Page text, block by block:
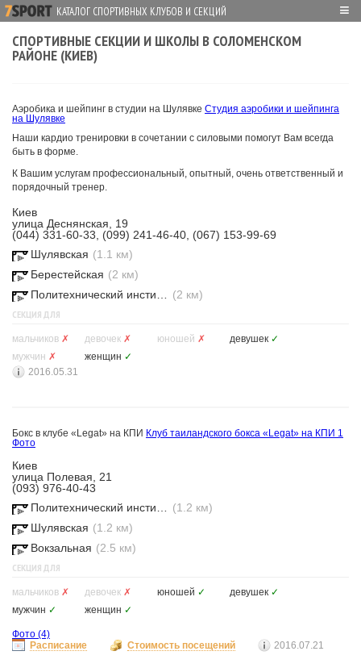
КАТАЛОГ СПОРТИВНЫХ КЛУБОВ И СЕКЦИЙ ≡
СПОРТИВНЫЕ СЕКЦИИ И ШКОЛЫ В СОЛОМЕНСКОМ
РАЙОНЕ (КИЕВ)
Аэробика и шейпинг в студии на Шулявке Студия аэробики и шейпинга
на Шулявке
Наши кардио тренировки в сочетании с силовыми помогут Вам всегда
быть в форме.
К Вашим услугам профессиональный, опытный, очень ответственный и
порядочный тренер.
Киев
улица Деснянская, 19
(044) 331-60-33, (099) 241-46-40, (067) 153-99-69
Шулявская (1.1 км)
Берестейская (2 км)
(2 км)
СЕКЦИЯ ДЛЯ
мальчиков ✗ девочек ✗ юношей ✗ девушек ✓
мужчин ✗ женщин ✓
2016.05.31
Бокс в клубе «Legat» на КПИ Клуб таиландского бокса «Legat» на КПИ 1
Фото
Киев
улица Полевая, 21
(093) 976-40-43
(1.2 км)
Шулявская (1.2 км)
Вокзальная (2.5 км)
СЕКЦИЯ ДЛЯ
мальчиков ✗ девочек ✗ юношей ✓ девушек ✓
мужчин ✓ женщин ✓
Фото (4)
Расписание
Стоимость посещений 2016.07.21